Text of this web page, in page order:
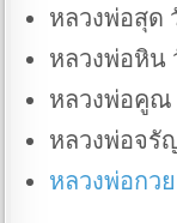
หลวงพ่อสุด
หลวงพ่อหิน
หลวงพ่อคูณ
หลวงพ่อจรั
หลวงพ่อกวย